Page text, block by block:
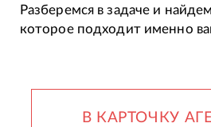
Разберемся в задаче и
которое подходит именно
В КАРТОЧКУ